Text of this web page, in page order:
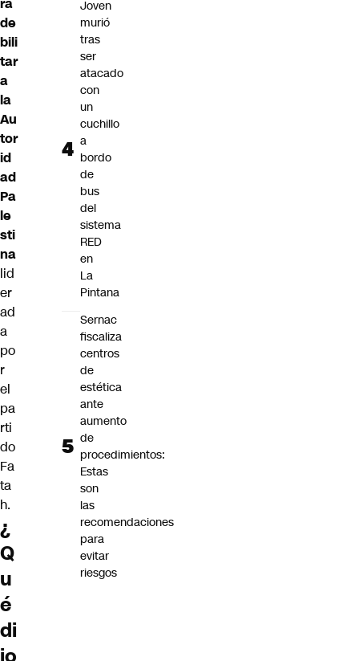
de
bili
tar
a
la
Au
tor
id
ad
Pa
le
sti
na
lid
er
ad
a
po
r
el
pa
rti
do
Fa
ta
h.
¿
Q
u
é
di
Joven
murió
tras
ser
atacado
con
un
cuchillo
a
bordo
de
bus
del
sistema
RED
en
La
Pintana
Sernac
fiscaliza
centros
de
estética
ante
aumento
de
procedimientos:
Estas
son
las
recomendaciones
para
evitar
riesgos